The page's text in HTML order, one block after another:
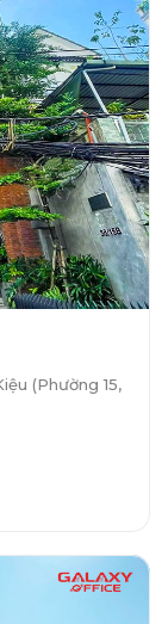
(Phường 15,